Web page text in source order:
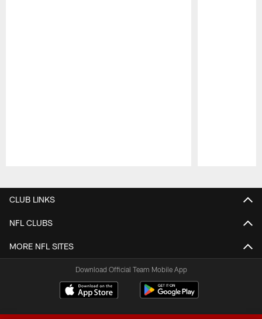
CLUB LINKS
NFL CLUBS
MORE NFL SITES
Download Official Team Mobile App